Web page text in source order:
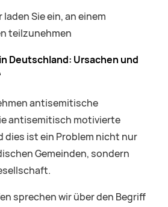
laden Sie ein, an einem
teilzunehmen
Deutschland: Ursachen und
antisemitische
antisemitisch motivierte
dies ist ein Problem nicht nur
Gemeinden, sondern
sprechen wir über den Begriff